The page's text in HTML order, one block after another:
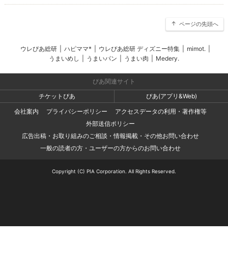
ページの先頭へ
ウレぴあ総研 ハピママ* ウレぴあ総研 ディズニー特集 mimot.
うまいめし
うまいパン うまい肉 Medery.
ぴあ関連サイト
チケットぴあ
ぴあ(アプリ&Web)
会社案内
プライバシーポリシー
アクセスデータの利用・著作権等
外部送信ポリシー
広告出稿・お取り組みのご相談・情報掲載・その他お問い合わせ
一般の読者の方・ユーザーの方からのお問い合わせ
Copyright (C) PIA Corporation. All Rights Reserved.